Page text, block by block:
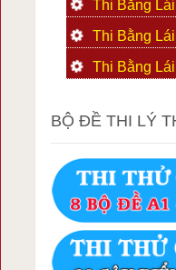
Thi Bằng
Thi Bằng
Thi Bằng
BỘ ĐỀ THI LÝ